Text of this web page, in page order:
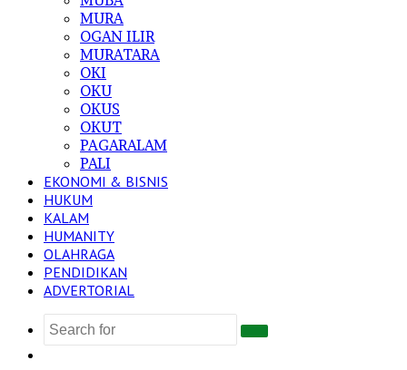
MURA
OGAN ILIR
MURATARA
OKI
OKU
OKUS
OKUT
PAGARALAM
PALI
EKONOMI & BISNIS
HUKUM
KALAM
HUMANITY
OLAHRAGA
PENDIDIKAN
ADVERTORIAL
Search